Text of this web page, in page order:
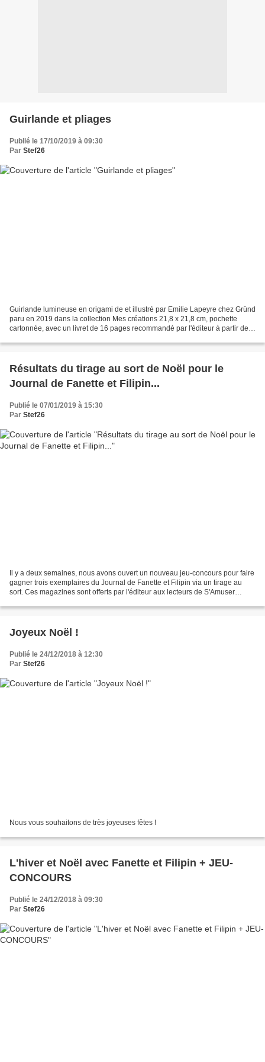
Guirlande et pliages
Publié le 17/10/2019 à 09:30
Par Stef26
Guirlande lumineuse en origami de et illustré par Emilie Lapeyre chez Gründ
paru en 2019 dans la collection Mes créations 21,8 x 21,8 cm, pochette
cartonnée, avec un livret de 16 pages recommandé par l'éditeur à partir de 8
Résultats du tirage au sort de Noël pour le
Journal de Fanette et Filipin...
Publié le 07/01/2019 à 15:30
Par Stef26
Il y a deux semaines, nous avons ouvert un nouveau jeu-concours pour faire
gagner trois exemplaires du Journal de Fanette et Filipin via un tirage au
sort. Ces magazines sont offerts par l'éditeur aux lecteurs de S'Amuser
Joyeux Noël !
Publié le 24/12/2018 à 12:30
Par Stef26
Nous vous souhaitons de très joyeuses fêtes !
L'hiver et Noël avec Fanette et Filipin + JEU-
CONCOURS
Publié le 24/12/2018 à 09:30
Par Stef26